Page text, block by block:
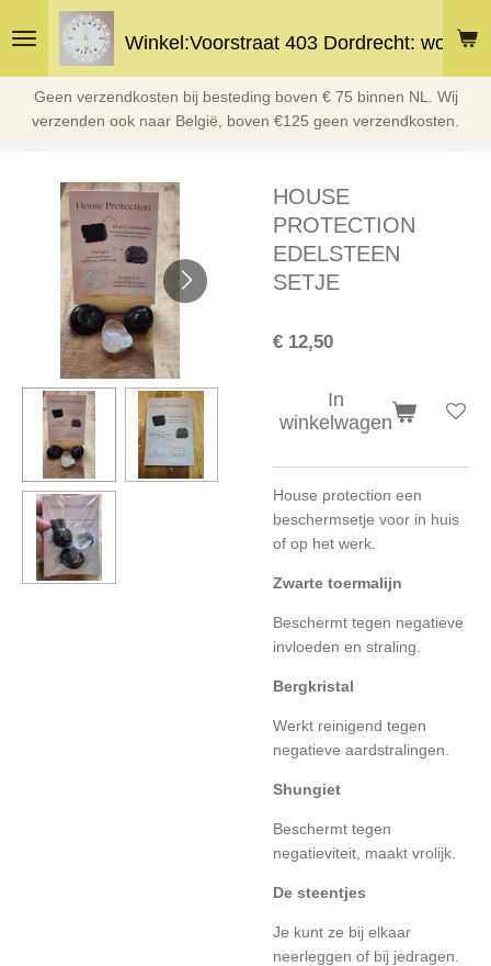
direct
hoofdinhoud
Winkel:Voorstraat 403 Dordrecht: woe
Geen verzendkosten bij besteding boven € 75 binnen NL. Wij
verzenden ook naar België, boven €125 geen verzendkosten.
HOUSE
PROTECTION
EDELSTEEN
SETJE
€ 12,50
In
winkelwagen
House protection een
beschermsetje voor in huis
of op het werk.
Zwarte toermalijn
Beschermt tegen negatieve
invloeden en straling.
Bergkristal
Werkt reinigend tegen
negatieve aardstralingen.
Shungiet
Beschermt tegen
negatieviteit, maakt vrolijk.
De steentjes
Je kunt ze bij elkaar
neerleggen of bij jedragen.